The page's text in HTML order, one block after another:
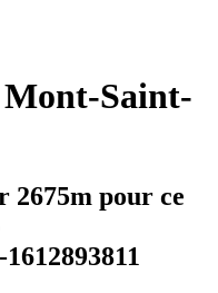
Saint-
2675m pour ce